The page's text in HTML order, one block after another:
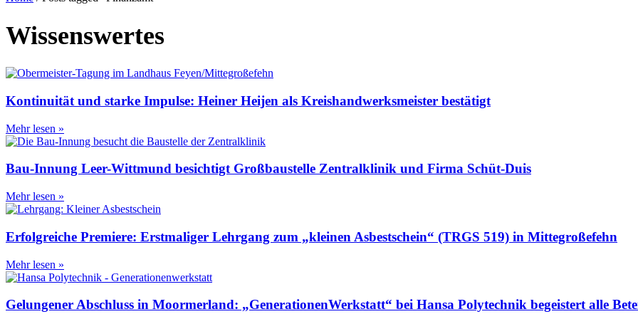
Wissenswertes
Kontinuität und starke Impulse: Heiner Heijen als Kreishandwerksmeister bestätigt
Mehr lesen »
Bau-Innung Leer-Wittmund besichtigt Großbaustelle Zentralklinik und Firma Schüt-Duis
Mehr lesen »
Erfolgreiche Premiere: Erstmaliger Lehrgang zum „kleinen Asbestschein“ (TRGS 519) in Mittegroßefehn
Mehr lesen »
Gelungener Abschluss in Moormerland: „GenerationenWerkstatt“ bei Hansa Polytechnik begeistert alle